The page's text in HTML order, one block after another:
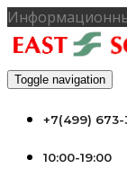
Toggle navigation
+7(499) 673-
10:00-19:00